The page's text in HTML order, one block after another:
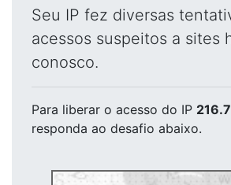
Seu IP fez diversas
acessos suspeitos a sites
conosco.
Para liberar o acesso do IP
responda ao desafio abaixo.